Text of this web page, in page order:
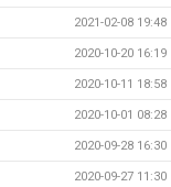
2021-02-08 19:48
2020-10-20 16:19
2020-10-11 18:58
2020-10-01 08:28
2020-09-28 16:30
2020-09-27 11:30